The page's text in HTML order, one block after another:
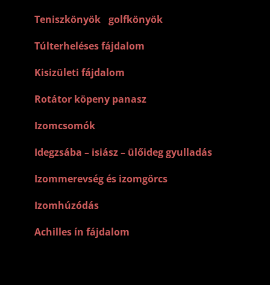
Teniszkönyök, golfkönyök
Túlterheléses fájdalom
Kisizületi fájdalom
Rotátor köpeny panasz
Izomcsomók
Idegzsába – isiász – ülőideg gyulladás
Izommerevség és izomgörcs
Izomhúzódás
Achilles ín fájdalom